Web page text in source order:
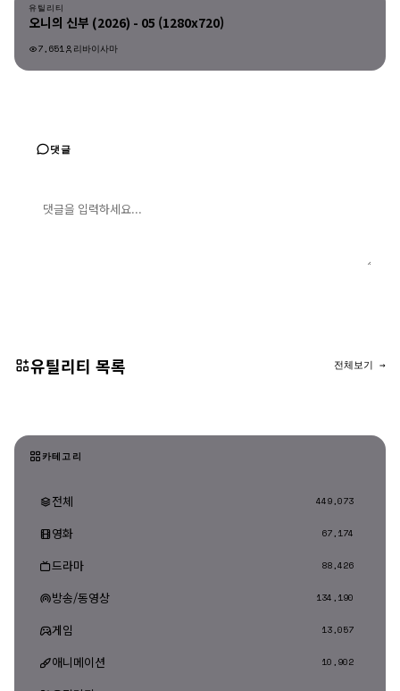
유틸리티
오니의 신부 (2026) - 05 (1280x720)
7,651 리바이사마
댓글
유틸리티 목록 전체보기 →
카테고리
전체 449,073
영화 67,174
드라마 88,426
방송/동영상 134,190
게임 13,057
애니메이션 10,902